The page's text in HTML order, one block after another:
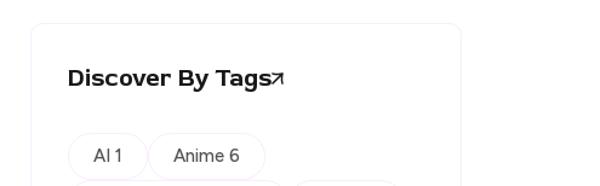
Discover By Tags
AI 1 Anime 6